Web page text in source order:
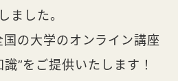
ました。
の大学のオンライン講座
”をご提供いたします！